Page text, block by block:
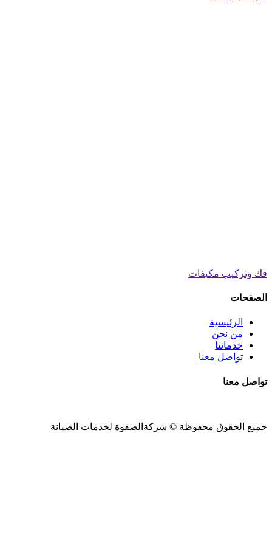
فك وتركيب مكيفات
الصفحات
الرئيسية
من نحن
خدماتنا
تواصل معنا
تواصل معنا
جميع الحقوق محفوظة © شركةالصفوة لخدمات الصيانة